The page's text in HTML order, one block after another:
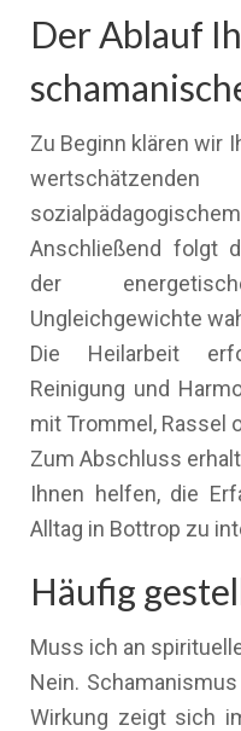
Der Ablauf
Zu Beginn klären wir
Anschließend folgt
der
Ungleichgewichte
Die Heilarbeit
Reinigung und
mit Trommel, Rassel
Zum Abschluss
Ihnen helfen, die
Alltag in Bottrop zu
Häufig
Muss ich an
Nein.
Wirkung zeigt sich